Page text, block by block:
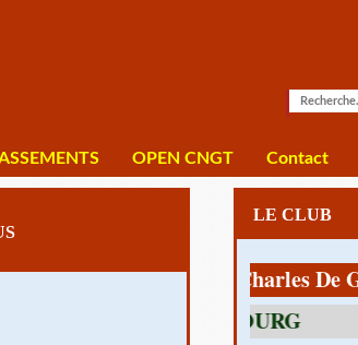
OPEN CNGT Contact
LE CLUB
1 av Charles De Gaulle